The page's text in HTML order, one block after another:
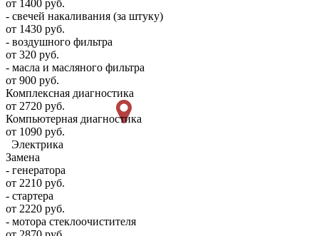
от 1400 руб.
- свечей накаливания (за штуку)
от 1430 руб.
- воздушного фильтра
от 320 руб.
- масла и масляного фильтра
от 900 руб.
Комплексная диагностика
от 2720 руб.
Компьютерная диагностика
от 1090 руб.
Электрика
Замена
- генератора
от 2210 руб.
- стартера
от 2220 руб.
- мотора стеклоочистителя